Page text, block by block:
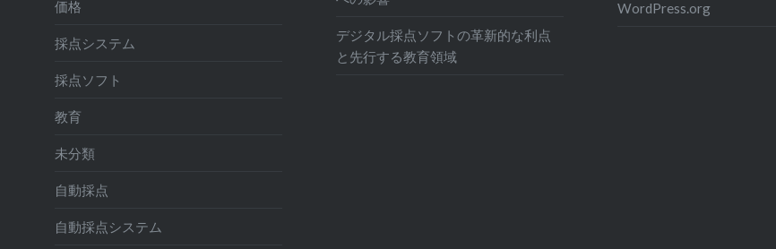
デジタル採点ソフトの革新的な利点
と先行する教育領域
価格
採点システム
採点ソフト
教育
未分類
自動採点
自動採点システム
WordPress.org